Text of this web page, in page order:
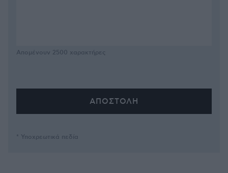
Απομένουν 2500 χαρακτήρες
* Υποχρεωτικά πεδία